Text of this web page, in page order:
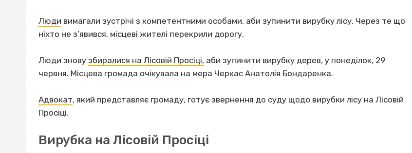
Люди вимагали зустрічі з компетентними особами, аби зупинити вирубку лісу. Через те що
ніхто не з’явився, місцеві жителі перекрили дорогу.
Люди знову збиралися на Лісовій Просіці, аби зупинити вирубку дерев, у понеділок, 29
червня. Місцева громада очікувала на мера Черкас Анатолія Бондаренка.
Адвокат, який представляє громаду, готує звернення до суду щодо вирубки лісу на Лісовій
Просіці.
Вирубка на Лісовій Просіці